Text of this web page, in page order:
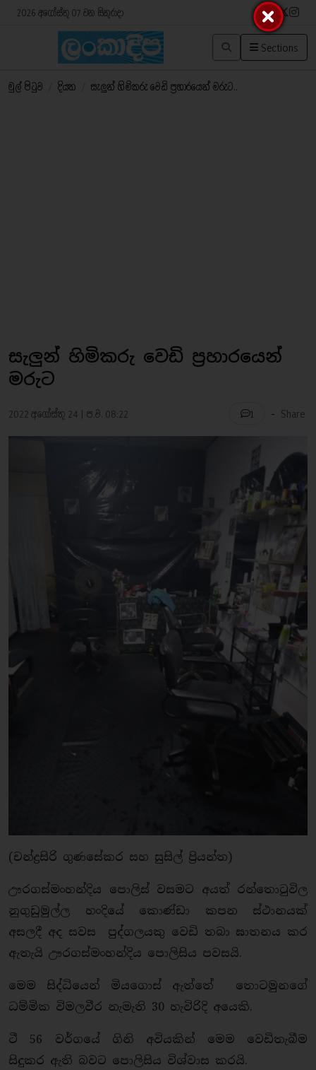
2026 අගෝස්තු 07 වන සිකුරාදා
Sections
මුල් පිටුව දියත සැලුන් හිමිකරු වෙඩි ප්‍රහාරයෙන් මරුට..
සැලුන් හිමිකරු වෙඩි ප්‍රහාරයෙන්
මරුට
2022 අගෝස්තු 24 | ප.ව. 08:22 1 - Share
(චන්ද්‍රසිරි ගුණසේකර සහ සුසිල් ප්‍රියන්ත)
ඌරගස්මංහන්දිය පොලිස් වසමට අයත් රන්තොටුවිල
නුගුඩුමුල්ල හංදියේ කොණ්ඩා කපන ස්ථානයක්
අසලදී අද සවස පුද්ගලයකු වෙඩි තබා ඝාතනය කර
ඇතැයි ඌරගස්මංහන්දිය පොලිසිය පවසයි.
මෙම සිද්ධියෙන් මියගොස් ඇත්තේ තොටමුනගේ
ධම්මික විමලවීර නැමැති 30 හැවිරිදි අයෙකි.
ටී 56 වර්ගයේ ගිනි අවියකින් මෙම වෙඩිතැබීම
සිදුකර ඇති බවට පොලිසිය විශ්වාස කරයි.